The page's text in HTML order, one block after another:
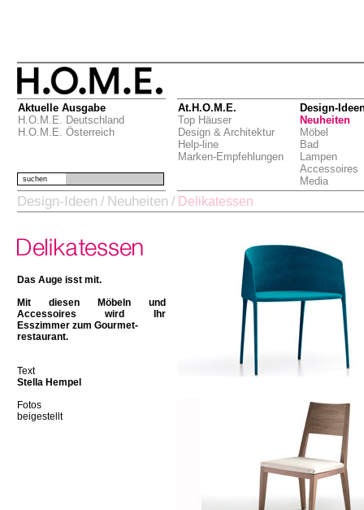
Aktuelle Ausgabe
H.O.M.E. Deutschland
H.O.M.E. Österreich
At.H.O.M.E.
Top Häuser
Design & Architektur
Help-line
Marken-Empfehlungen
Design-
Neuheiten
Möbel
Bad
Lampen
Accessoires
Media
suchen
Design-Ideen / Neuheiten / Delikatessen
Das Auge isst mit.
Mit diesen Möbeln und
Accessoires wird Ihr
Esszimmer zum Gourmet-
restaurant.
Text
Stella Hempel
Fotos
beigestellt